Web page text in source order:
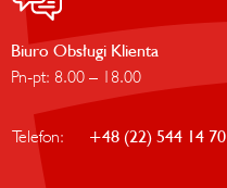
Biuro Obsługi Klienta
Pn-pt: 8.00 – 18.00
Telefon: +48 (22) 544 14 70